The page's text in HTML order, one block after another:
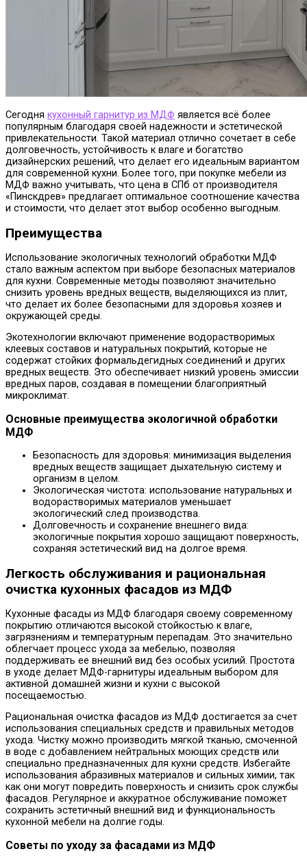
Сегодня кухонный гарнитур из МДФ является всё более
популярным благодаря своей надежности и эстетической
привлекательности. Такой материал отлично сочетает в себе
долговечность, устойчивость к влаге и богатство
дизайнерских решений, что делает его идеальным вариантом
для современной кухни. Более того, при покупке мебели из
МДФ важно учитывать, что цена в СПб от производителя
«Пинскдрев» предлагает оптимальное соотношение качества
и стоимости, что делает этот выбор особенно выгодным.
Преимущества
Использование экологичных технологий обработки МДФ
стало важным аспектом при выборе безопасных материалов
для кухни. Современные методы позволяют значительно
снизить уровень вредных веществ, выделяющихся из плит,
что делает их более безопасными для здоровья хозяев и
окружающей среды.
Экотехнологии включают применение водорастворимых
клеевых составов и натуральных покрытий, которые не
содержат стойких формальдегидных соединений и других
вредных веществ. Это обеспечивает низкий уровень эмиссии
вредных паров, создавая в помещении благоприятный
микроклимат.
Основные преимущества экологичной обработки
МДФ
Безопасность для здоровья: минимизация выделения
вредных веществ защищает дыхательную систему и
организм в целом.
Экологическая чистота: использование натуральных и
водорастворимых материалов уменьшает
экологический след производства.
Долговечность и сохранение внешнего вида:
экологичные покрытия хорошо защищают поверхность,
сохраняя эстетический вид на долгое время.
Легкость обслуживания и рациональная
очистка кухонных фасадов из МДФ
Кухонные фасады из МДФ благодаря своему современному
покрытию отличаются высокой стойкостью к влаге,
загрязнениям и температурным перепадам. Это значительно
облегчает процесс ухода за мебелью, позволяя
поддерживать ее внешний вид без особых усилий. Простота
в уходе делает МДФ-гарнитуры идеальным выбором для
активной домашней жизни и кухни с высокой
посещаемостью.
Рациональная очистка фасадов из МДФ достигается за счет
использования специальных средств и правильных методов
ухода. Чистку можно производить мягкой тканью, смоченной
в воде с добавлением нейтральных моющих средств или
специально предназначенных для кухни средств. Избегайте
использования абразивных материалов и сильных химии, так
как они могут повредить поверхность и снизить срок службы
фасадов. Регулярное и аккуратное обслуживание поможет
сохранить эстетичный внешний вид и функциональность
кухонной мебели на долгие годы.
Советы по уходу за фасадами из МДФ